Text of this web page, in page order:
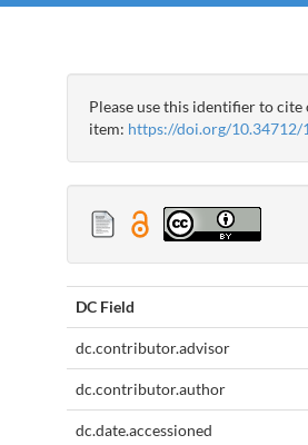
Please use this identifier to
item: https://doi.org/10.34712/
DC Field
dc.contributor.advisor
dc.contributor.author
dc.date.accessioned